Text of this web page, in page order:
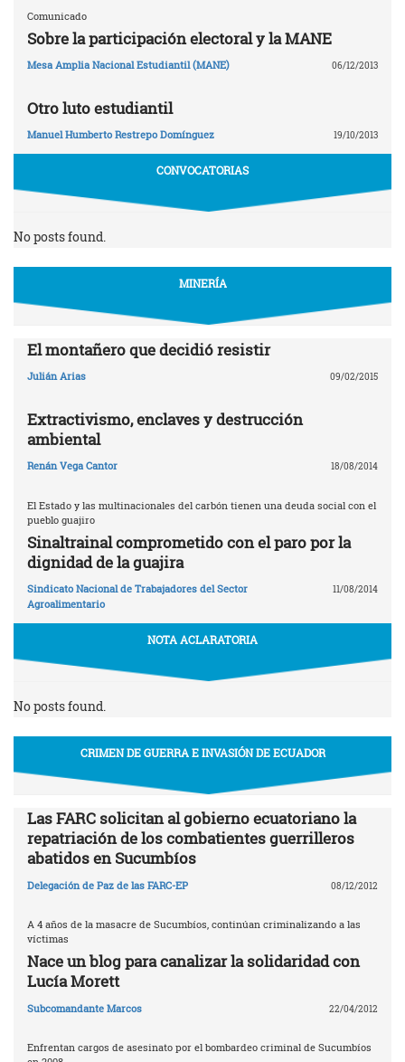
Comunicado
Sobre la participación electoral y la MANE
Mesa Amplia Nacional Estudiantil (MANE) 06/12/2013
Otro luto estudiantil
Manuel Humberto Restrepo Domínguez 19/10/2013
CONVOCATORIAS
No posts found.
MINERÍA
El montañero que decidió resistir
Julián Arias 09/02/2015
Extractivismo, enclaves y destrucción
ambiental
Renán Vega Cantor 18/08/2014
El Estado y las multinacionales del carbón tienen una deuda social con el
pueblo guajiro
Sinaltrainal comprometido con el paro por la
dignidad de la guajira
Sindicato Nacional de Trabajadores del Sector
Agroalimentario
11/08/2014
NOTA ACLARATORIA
No posts found.
CRIMEN DE GUERRA E INVASIÓN DE ECUADOR
Las FARC solicitan al gobierno ecuatoriano la
repatriación de los combatientes guerrilleros
abatidos en Sucumbíos
Delegación de Paz de las FARC-EP 08/12/2012
A 4 años de la masacre de Sucumbíos, continúan criminalizando a las
víctimas
Nace un blog para canalizar la solidaridad con
Lucía Morett
Subcomandante Marcos 22/04/2012
Enfrentan cargos de asesinato por el bombardeo criminal de Sucumbíos